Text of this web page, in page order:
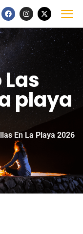
playa
En La Playa 2026